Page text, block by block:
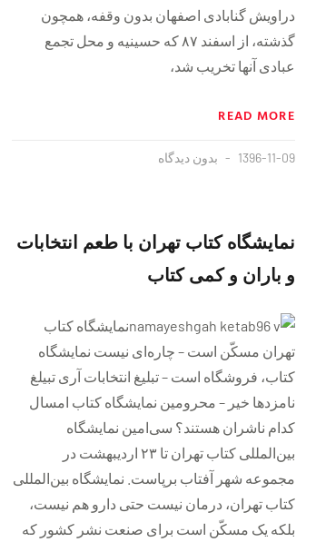
دراویش گنابادی اصفهان بدون وقفه، همچون
گذشته، از اسفند ۸۷ که حسینیه و محل تجمع
عبادی آنها تخریب شد،
READ MORE
1396-11-09 بدون دیدگاه
نمایشگاه کتاب تهران با طعم انتخابات
و باران و کمی کتاب
نمایشگاه کتاب
تهران مسکّن است – چاره‌ای نیست نمایشگاه
کتاب، فروشگاه است – تبلیغ انتخابات آری تبیلغ
نامزدها خیر – محرومین نمایشگاه کتاب امسال
کدام ناشران هستند؟ سی‌امين نمايشگاه
بين‌المللی كتاب تهران تا ۲۳ ارديبهشت در
مجموعه شهر آفتاب برپاست. نمایشگاه بین‌المللی
کتاب تهران، درمان نیست حتی دارو هم نیست،
بلکه یک مسکّن است برای صنعت نشر کشور که